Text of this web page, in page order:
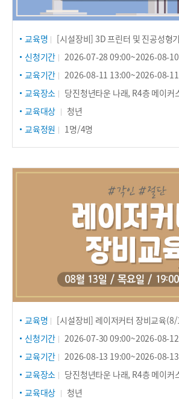
교육명
[시설장비] 3D 프린터 및 진공성형
신청기간
2026-07-28 09:00~2026-08-
교육기간
2026-08-11 13:00~2026-08-
교육장소
당진청년타운 나래, R4층 메이커
교육대상
청년
교육정원
1명/4명
교육명
[시설장비] 레이저커터 장비교육
신청기간
2026-07-30 09:00~2026-08-
교육기간
2026-08-13 19:00~2026-08-
교육장소
당진청년타운 나래, R4층 메이커
교육대상
청년